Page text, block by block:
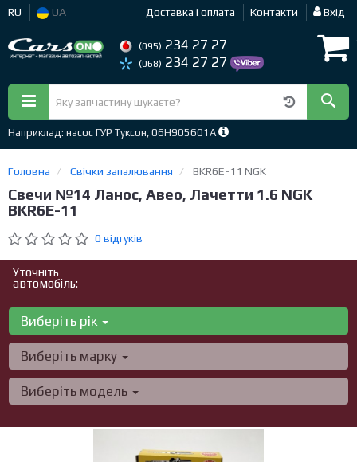
RU UA Доставка і оплата Контакти Вхід
(095) 234 27 27
(068) 234 27 27
Наприклад: насос ГУР Туксон, 06H905601A
Головна Свічки запалювання BKR6E-11 NGK
Свечи №14 Ланос, Авео, Лачетти 1.6 NGK
BKR6E-11
0 відгуків
Уточніть
автомобіль:
Виберіть рік
Виберіть марку
Виберіть модель